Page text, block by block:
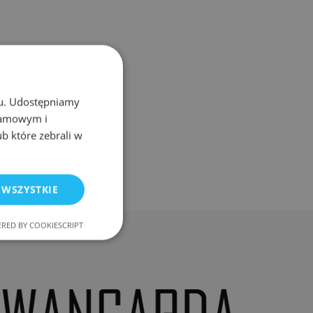
Udostępniamy
i
które zebrali w
BY COOKIESCRIPT